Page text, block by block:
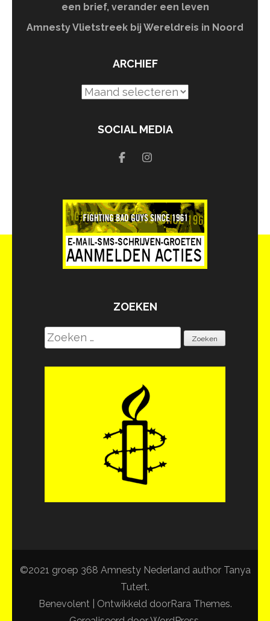
een brief, verander een leven
Amnesty Vlietstreek bij Wereldreis in Noord
ARCHIEF
Archief
SOCIAL MEDIA
ZOEKEN
Zoeken
naar:
©2021 groep 368 Amnesty Nederland author Tanya
Tutert.
Benevolent | Ontwikkeld doorRara Themes.